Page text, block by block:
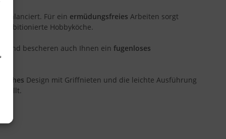
Für ein ermüdungsfreies Arbeiten sorgt
Hobbyköche.
und bescheren auch Ihnen ein fugenloses
Design mit Griffnieten und die leichte Ausführung